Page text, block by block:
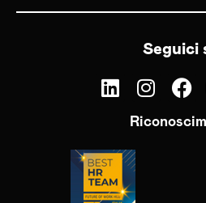
Seguici